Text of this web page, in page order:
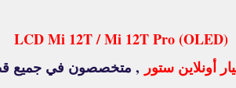
LCD Mi 12T / Mi 12T Pro (OLED)
أونلاين ستور , متخصصون في جميع